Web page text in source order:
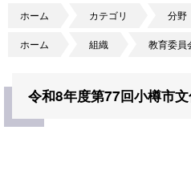
ホーム カテゴリ 分野
ホーム 組織 教育委員
令和8年度第77回小樽市